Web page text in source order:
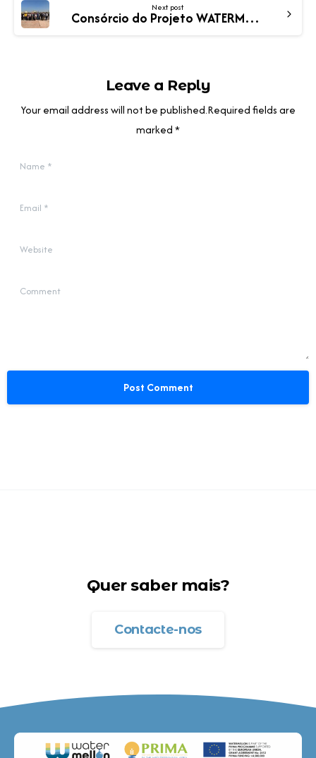
Next post
Consórcio do Projeto WATERMELLON PRIMA reúne-se em Alexandria para promover a agricultura sustentável
Leave a Reply
Your email address will not be published.Required fields are
marked *
Name
Email
Website
Comment
Quer saber mais?
Contacte-nos